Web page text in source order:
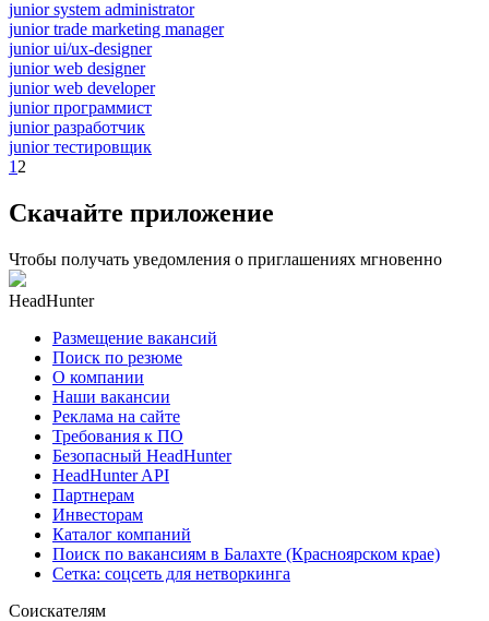
junior system administrator
junior trade marketing manager
junior ui/ux-designer
junior web designer
junior web developer
junior программист
junior разработчик
junior тестировщик
1 2
Скачайте приложение
Чтобы получать уведомления о приглашениях мгновенно
HeadHunter
Размещение вакансий
Поиск по резюме
О компании
Наши вакансии
Реклама на сайте
Требования к ПО
Безопасный HeadHunter
HeadHunter API
Партнерам
Инвесторам
Каталог компаний
Поиск по вакансиям в Балахте (Красноярском крае)
Сетка: соцсеть для нетворкинга
Соискателям